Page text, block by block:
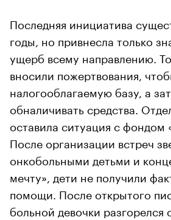
Последняя инициатива
годы, но привнесла только
ущерб всему направлению.
вносили пожертвования,
налогооблагаемую базу, а
обналичивать средства.
оставила ситуация с фондом
После организации встреч
онкобольными детьми и
мечту», дети не получили
помощи. После открытого
больной девочки разгорелся